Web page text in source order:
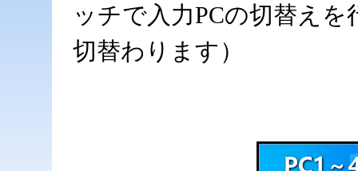
ッチで入力PCの切替え
切替わります）